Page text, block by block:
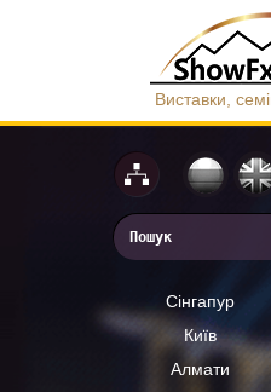
Виставки,
Сінгапур
Київ
Алмати